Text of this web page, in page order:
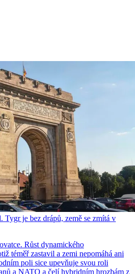
je bez drápů, země se zmítá v
Růst dynamického
téměř zastavil a zemi nepomáhá ani
poli sice upevňuje svou roli
a NATO a čelí hybridním hrozbám z